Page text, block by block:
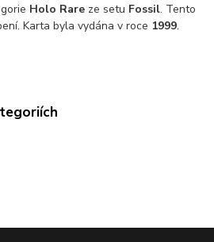
Holo Rare ze setu Fossil. Tento
Karta byla vydána v roce 1999.